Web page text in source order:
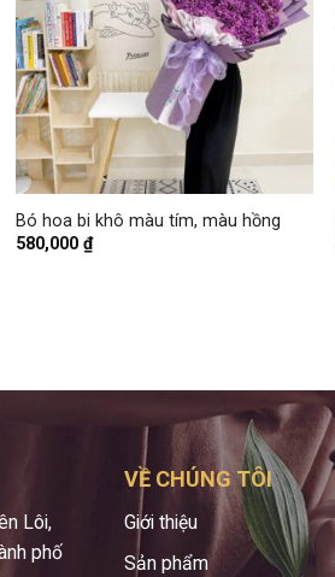
Bó hoa bi khô màu tím, màu hồng
580,000 ₫
Lôi,
phố
VỀ CHÚNG TÔI
Giới thiệu
Sản phẩm